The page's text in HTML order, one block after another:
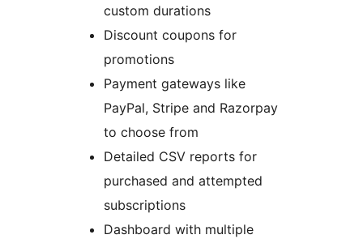
custom durations
Discount coupons for
promotions
Payment gateways like
PayPal, Stripe and Razorpay
to choose from
Detailed CSV reports for
purchased and attempted
subscriptions
Dashboard with multiple